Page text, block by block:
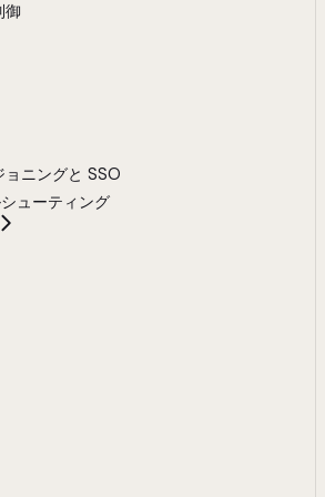
御
ニングと SSO
ューティング